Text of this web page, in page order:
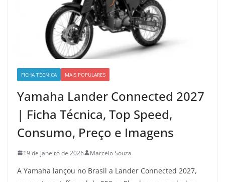
FICHA TÉCNICA MAIS POPULARES
Yamaha Lander Connected 2027
| Ficha Técnica, Top Speed,
Consumo, Preço e Imagens
19 de janeiro de 2026 Marcelo Souza
A Yamaha lançou no Brasil a Lander Connected 2027,